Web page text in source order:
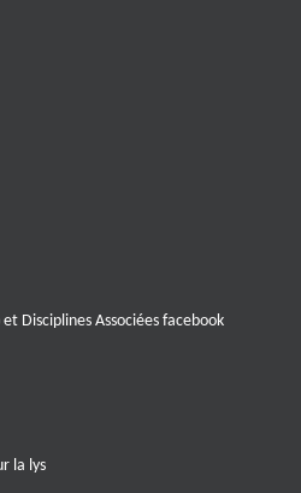
Disciplines Associées facebook
la lys